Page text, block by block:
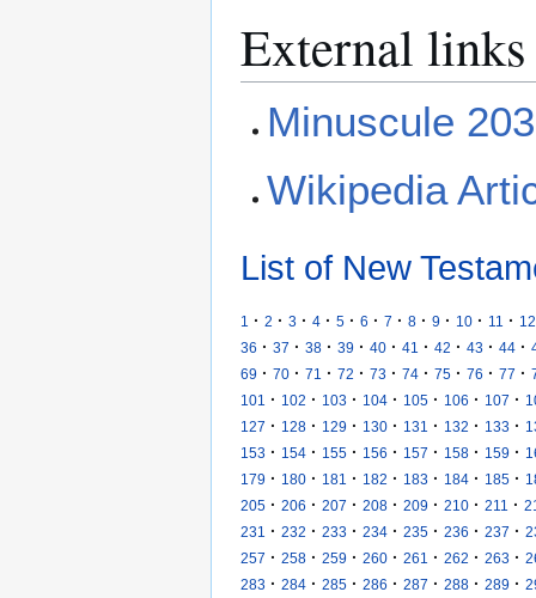
External links
Minuscule 203
Wikipedia
List of New
1 · 2 · 3 · 4 · 5 · 6 · 7 · 8 · 9 · 10 · 11 · 12
36 · 37 · 38 · 39 · 40 · 41 · 42 · 43 · 44 ·
69 · 70 · 71 · 72 · 73 · 74 · 75 · 76 · 77 ·
101
· 102 · 103 · 104 · 105 · 106 · 107 ·
127 · 128 · 129 · 130 · 131 · 132 · 133 ·
153 · 154 · 155 · 156 · 157 · 158 · 159 ·
179 · 180 · 181 · 182 · 183 · 184 · 185 ·
205 · 206 · 207 · 208 · 209 · 210 · 211 ·
231
· 232 · 233 · 234 · 235 · 236 · 237 ·
257 · 258 · 259 · 260 · 261 · 262 · 263 ·
283 · 284 · 285 · 286 · 287 · 288 · 289 ·